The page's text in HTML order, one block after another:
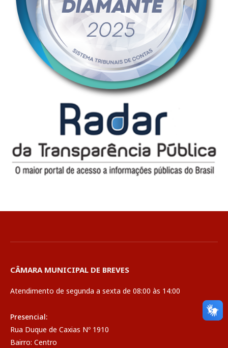
CÂMARA MUNICIPAL DE BREVES
Atendimento de segunda a sexta de 08:00 às 14:00
Presencial:
Rua Duque de Caxias Nº 1910
Bairro: Centro